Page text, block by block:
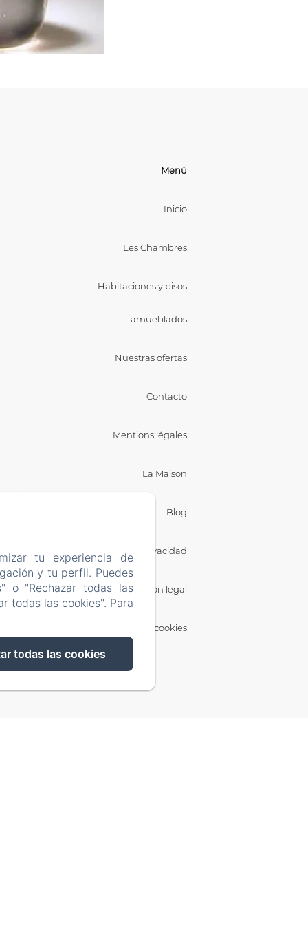
Menú
Inicio
Les Chambres
Habitaciones y pisos
amueblados
Nuestras ofertas
Contacto
Mentions légales
La Maison
Blog
Política de privacidad
Información legal
Información sobre cookies
tu experiencia de
y tu perfil. Puedes
o "Rechazar todas las
todas las cookies". Para
todas las cookies